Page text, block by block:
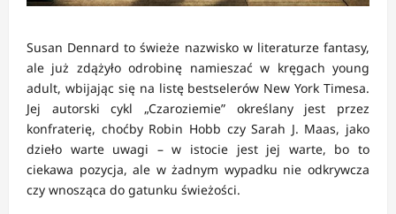
Susan Dennard to świeże nazwisko w literaturze fantasy,
ale już zdążyło odrobinę namieszać w kręgach young
adult, wbijając się na listę bestselerów New York Timesa.
Jej autorski cykl „Czaroziemie” określany jest przez
konfraterię, choćby Robin Hobb czy Sarah J. Maas, jako
dzieło warte uwagi – w istocie jest jej warte, bo to
ciekawa pozycja, ale w żadnym wypadku nie odkrywcza
czy wnosząca do gatunku świeżości.